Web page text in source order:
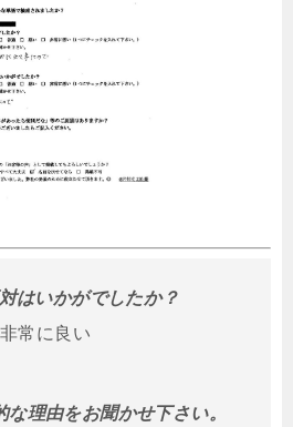
はいかがでしたか？
非常に良い
理由をお聞かせ下さい。